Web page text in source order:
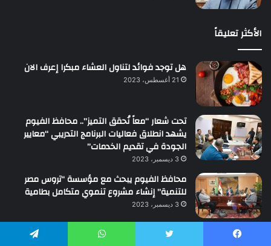
الأكثر تعليقاً
هل توجد فوائد لتناول العشاء مبكرا إعرف الان
21 أغسطس، 2023
تحت شعار “معاً نُحقق التميز”.. محافظ الفيوم
يشهد انطلاق فعاليات البرنامج التدريبي “معايير
الجودة في تقديم الخدمات”
3 ديسمبر، 2023
محافظ الفيوم يبحث مع مؤسسة “تروس مصر
للتنمية” إنشاء مشروع تنموي متكامل بطامية
3 ديسمبر، 2023
محافظ الفيوم يتفقد شركة “إميسال” لاستخراج